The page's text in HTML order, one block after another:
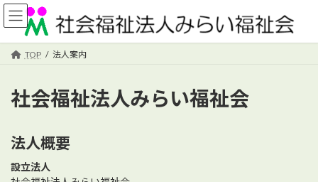
コ
ン
ナ
ビ
TOP 法人案内
社会福祉法人みらい福祉会
法人概要
設立法人